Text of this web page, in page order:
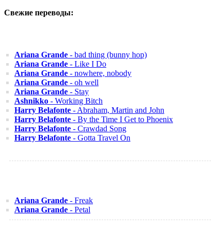
Свежие переводы:
Ariana Grande - bad thing (bunny hop)
Ariana Grande - Like I Do
Ariana Grande - nowhere, nobody
Ariana Grande - oh well
Ariana Grande - Stay
Ashnikko - Working Bitch
Harry Belafonte - Abraham, Martin and John
Harry Belafonte - By the Time I Get to Phoenix
Harry Belafonte - Crawdad Song
Harry Belafonte - Gotta Travel On
Ariana Grande - Freak
Ariana Grande - Petal